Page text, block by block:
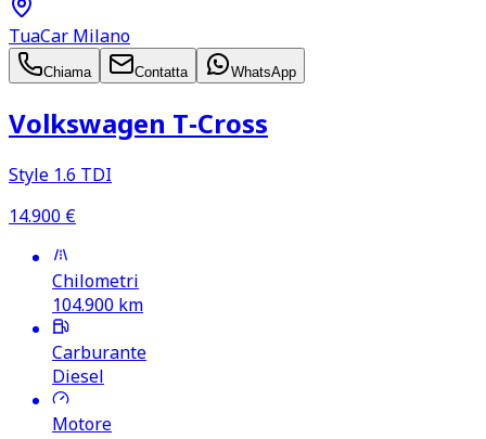
TuaCar Milano
Chiama Contatta WhatsApp
Volkswagen T‑Cross
Style 1.6 TDI
14.900 €
Chilometri
104.900 km
Carburante
Diesel
Motore